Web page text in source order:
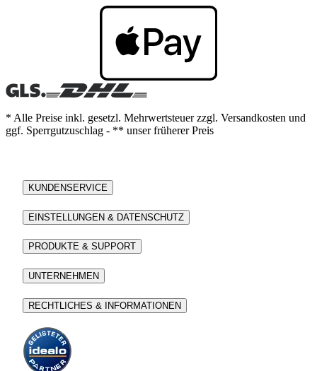
* Alle Preise inkl. gesetzl. Mehrwertsteuer zzgl. Versandkosten und
ggf. Sperrgutzuschlag - ** unser früherer Preis
KUNDENSERVICE
EINSTELLUNGEN & DATENSCHUTZ
PRODUKTE & SUPPORT
UNTERNEHMEN
RECHTLICHES & INFORMATIONEN